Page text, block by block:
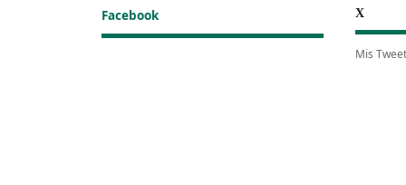
Facebook X
Mis